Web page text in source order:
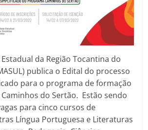
da Região Tocantina do
publica o Edital do processo
para o programa de formação
do Sertão. Estão sendo
para cinco cursos de
Língua Portuguesa e Literaturas